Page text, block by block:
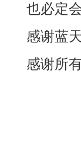
也必定
感谢蓝天
感谢所